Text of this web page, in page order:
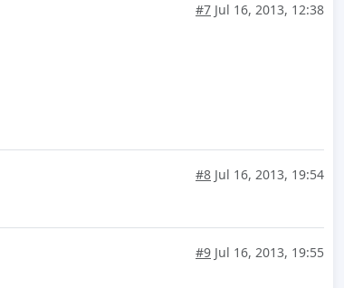
#7 Jul 16, 2013, 12:38
#8 Jul 16, 2013, 19:54
#9 Jul 16, 2013, 19:55